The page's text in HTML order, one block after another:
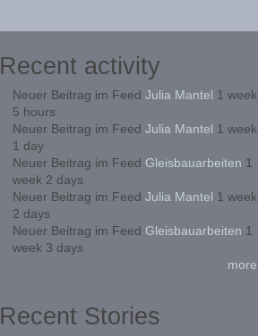
Recent activity
Neuer Beitrag im Feed Julia Mantel 1 week
5 hours
Neuer Beitrag im Feed Julia Mantel 1 week
1 day
Neuer Beitrag im Feed Gleisbauarbeiten 1
week 2 days
Neuer Beitrag im Feed Julia Mantel 1 week
2 days
Neuer Beitrag im Feed Gleisbauarbeiten 1
week 3 days
more
Recent Stories